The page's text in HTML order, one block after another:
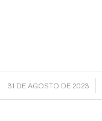
31 DE AGOSTO DE 2023
/